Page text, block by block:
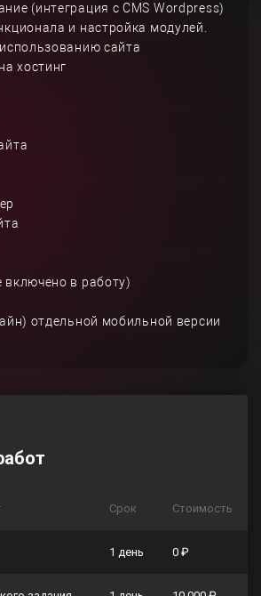
(интеграция с CMS Wordpress)
и настройка модулей.
сайта
хостинг
в работу)
отдельной мобильной версии
Срок Стоимость
1 день 0 ₽